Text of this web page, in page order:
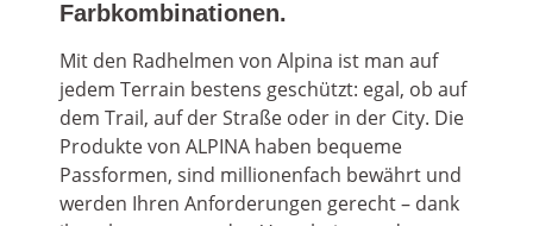
Farbkombinationen.
Mit den Radhelmen von Alpina ist man auf
jedem Terrain bestens geschützt: egal, ob auf
dem Trail, auf der Straße oder in der City. Die
Produkte von ALPINA haben bequeme
Passformen, sind millionenfach bewährt und
werden Ihren Anforderungen gerecht – dank